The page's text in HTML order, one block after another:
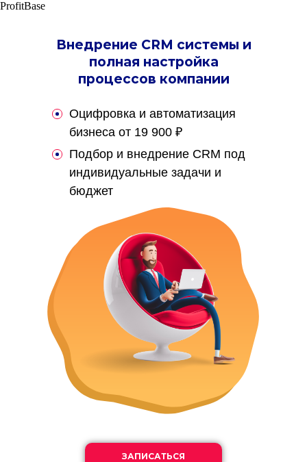
ProfitBase
Внедрение CRM системы и
полная настройка
процессов компании
Оцифровка и автоматизация
бизнеса от 19 900 ₽
Подбор и внедрение CRM под
индивидуальные задачи и
бюджет
ЗАПИСАТЬСЯ